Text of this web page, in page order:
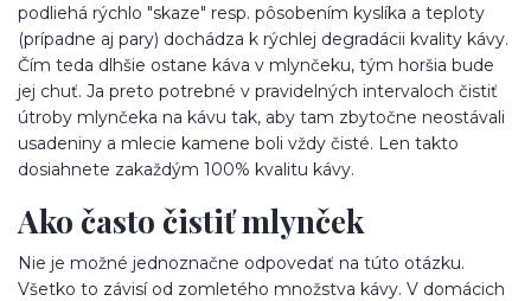
podliehá rýchlo "skaze" resp. pôsobením kyslíka a teploty
(prípadne aj pary) dochádza k rýchlej degradácii kvality kávy.
Čím teda dlhšie ostane káva v mlynčeku, tým horšia bude
jej chuť. Ja preto potrebné v pravidelných intervaloch čistiť
útroby mlynčeka na kávu tak, aby tam zbytočne neostávali
usadeniny a mlecie kamene boli vždy čisté. Len takto
dosiahnete zakaždým 100% kvalitu kávy.
Ako často čistiť mlynček
Nie je možné jednoznačne odpovedať na túto otázku.
Všetko to závisí od zomletého množstva kávy. V domácich